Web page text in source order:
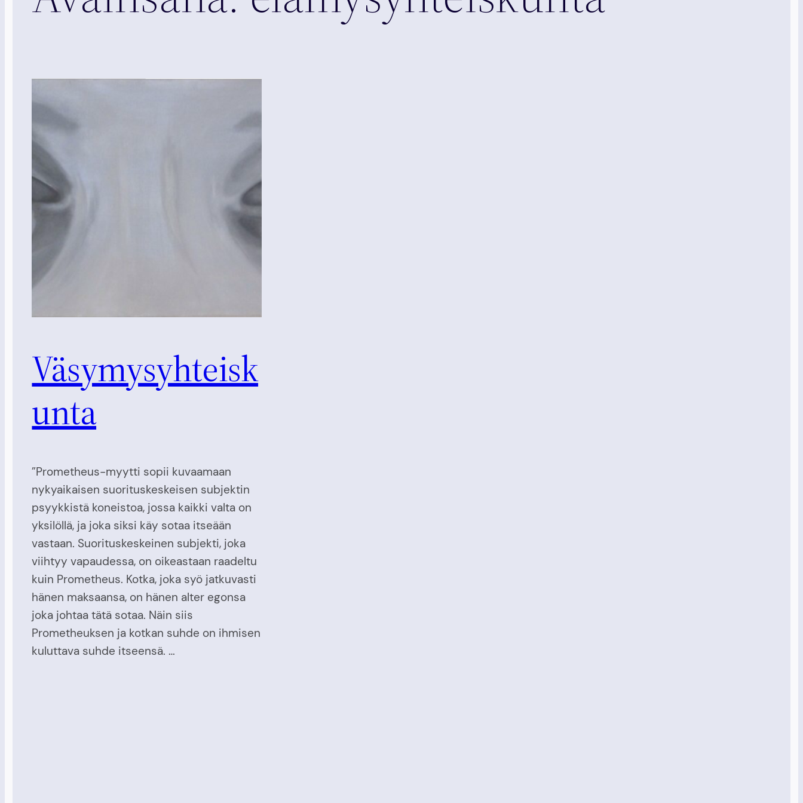
Väsymysyhteisk
unta
”Prometheus-myytti sopii kuvaamaan
nykyaikaisen suorituskeskeisen subjektin
psyykkistä koneistoa, jossa kaikki valta on
yksilöllä, ja joka siksi käy sotaa itseään
vastaan. Suorituskeskeinen subjekti, joka
viihtyy vapaudessa, on oikeastaan raadeltu
kuin Prometheus. Kotka, joka syö jatkuvasti
hänen maksaansa, on hänen alter egonsa
joka johtaa tätä sotaa. Näin siis
Prometheuksen ja kotkan suhde on ihmisen
kuluttava suhde itseensä. …